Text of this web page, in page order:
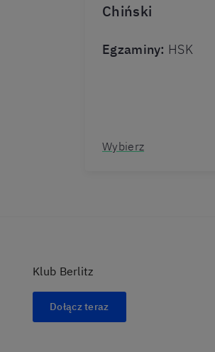
Chiński
Egzaminy: HSK
Wybierz
Klub Berlitz
Dołącz teraz